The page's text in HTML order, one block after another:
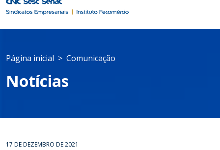
Página inicial Comunicação
Notícias
17 DE DEZEMBRO DE 2021